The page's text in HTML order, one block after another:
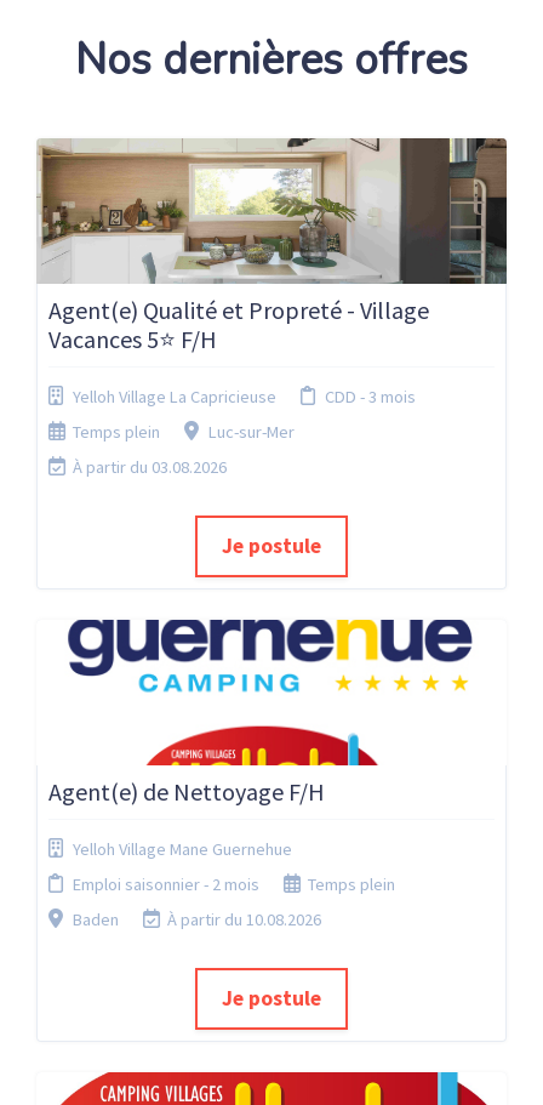
Nos dernières offres
Agent(e) Qualité et Propreté - Village
Vacances 5⭐ F/H
Yelloh Village La Capricieuse
CDD - 3 mois
Temps plein
Luc-sur-Mer
À partir du 03.08.2026
Je postule
Agent(e) de Nettoyage F/H
Yelloh Village Mane Guernehue
Emploi saisonnier - 2 mois
Temps plein
Baden
À partir du 10.08.2026
Je postule